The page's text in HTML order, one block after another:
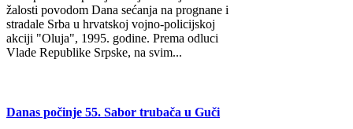
žalosti povodom Dana sećanja na prognane i
stradale Srba u hrvatskoj vojno-policijskoj
akciji "Oluja", 1995. godine. Prema odluci
Vlade Republike Srpske, na svim...
Danas počinje 55. Sabor trubača u Guči